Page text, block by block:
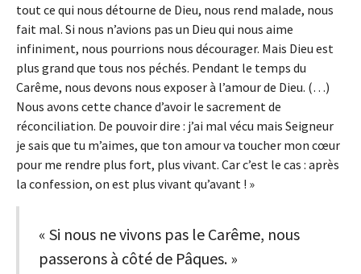
tout ce qui nous détourne de Dieu, nous rend malade, nous
fait mal. Si nous n’avions pas un Dieu qui nous aime
infiniment, nous pourrions nous décourager. Mais Dieu est
plus grand que tous nos péchés. Pendant le temps du
Carême, nous devons nous exposer à l’amour de Dieu. (…)
Nous avons cette chance d’avoir le sacrement de
réconciliation. De pouvoir dire : j’ai mal vécu mais Seigneur
je sais que tu m’aimes, que ton amour va toucher mon cœur
pour me rendre plus fort, plus vivant. Car c’est le cas : après
la confession, on est plus vivant qu’avant ! »
« Si nous ne vivons pas le Carême, nous
passerons à côté de Pâques. »